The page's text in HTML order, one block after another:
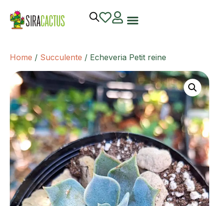
Home / Succulente / Echeveria Petit reine